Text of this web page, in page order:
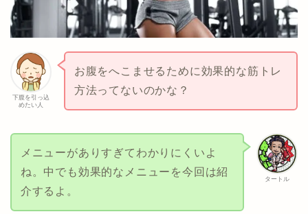
下腹を引っ込
めたい人
お腹をへこませるために効果的な筋トレ
方法ってないのかな？
タートル
メニューがありすぎてわかりにくいよ
ね。中でも効果的なメニューを今回は紹
介するよ。